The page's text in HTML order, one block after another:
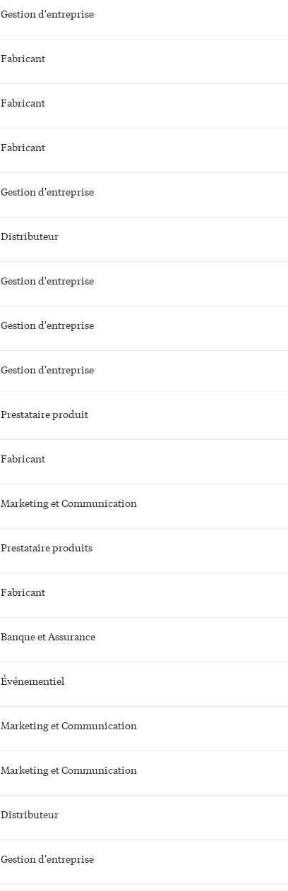
Gestion d'entreprise
Fabricant
Fabricant
Fabricant
Gestion d'entreprise
Distributeur
Gestion d'entreprise
Gestion d'entreprise
Gestion d'entreprise
Prestataire produit
Fabricant
Marketing et Communication
Prestataire produits
Fabricant
Banque et Assurance
Événementiel
Marketing et Communication
Marketing et Communication
Distributeur
Gestion d'entreprise